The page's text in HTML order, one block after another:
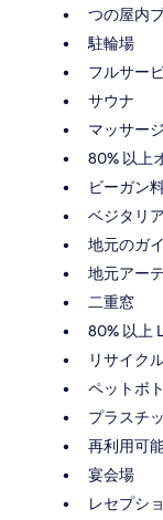
つの屋内
駐輪場
フルサー
サウナ
マッサー
80% 以上
ビーガン
ベジタリ
地元のガ
地元アー
二重窓
80% 以上
リサイク
ペットボ
プラスチ
再利用可
宴会場
レセプシ